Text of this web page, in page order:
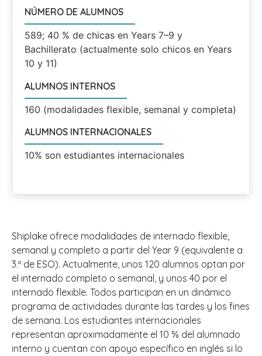
NÚMERO DE ALUMNOS
589; 40 % de chicas en Years 7–9 y
Bachillerato (actualmente solo chicos en Years
10 y 11)
ALUMNOS INTERNOS
160 (modalidades flexible, semanal y completa)
ALUMNOS INTERNACIONALES
10% son estudiantes internacionales
Shiplake ofrece modalidades de internado flexible,
semanal y completo a partir del Year 9 (equivalente a
3.º de ESO). Actualmente, unos 120 alumnos optan por
el internado completo o semanal, y unos 40 por el
internado flexible. Todos participan en un dinámico
programa de actividades durante las tardes y los fines
de semana. Los estudiantes internacionales
representan aproximadamente el 10 % del alumnado
interno y cuentan con apoyo específico en inglés si lo